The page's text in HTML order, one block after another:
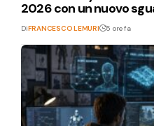
2026 con un nuovo
DiFRANCESCO LEMURI 5 ore fa